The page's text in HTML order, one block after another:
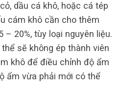
dầu cá khô, hoặc cá tép
cám khô cần cho thêm
20%, tùy loại nguyên liệu.
sẽ không ép thành viên
khô để điều chỉnh độ ẩm
ẩm vừa phải mới có thể